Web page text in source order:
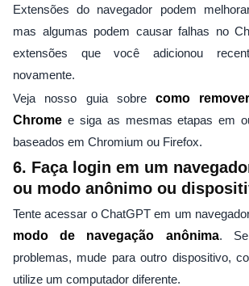
Extensões do navegador podem
mas algumas podem causar falhas no
extensões que você adicionou
novamente.
Veja nosso guia sobrecomo
Chrome e siga as mesmas etapas em
baseados em Chromium ou Firefox.
6. Faça login em um
ou modo anônimo ou
Tente acessar o ChatGPT em um
modo de navegação anônima. Se
problemas, mude para outro dispositivo,
utilize um computador diferente.